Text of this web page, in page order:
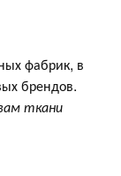
фабрик, в
брендов.
ткани